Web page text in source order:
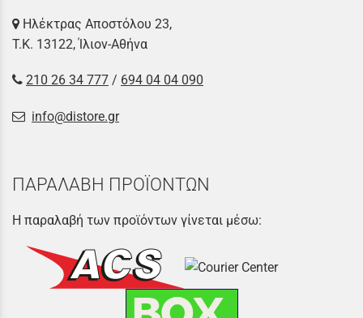
Ηλέκτρας Αποστόλου 23,
Τ.Κ. 13122, Ίλιον-Αθήνα
210 26 34 777 / 694 04 04 090
info@distore.gr
ΠΑΡΑΛΑΒΗ ΠΡΟΪΟΝΤΩΝ
Η παραλαβή των προϊόντων γίνεται μέσω: